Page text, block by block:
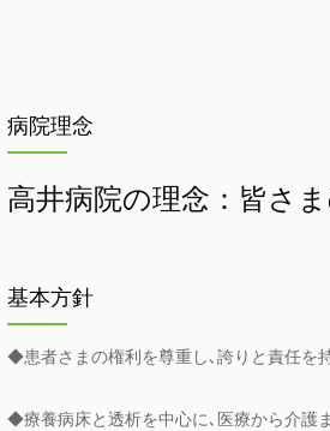
病院理念
高井病院の理念：皆さ
基本方針
◆患者さまの権利を尊重し､誇りと責任を
◆療養病床と透析を中心に､医療から介護